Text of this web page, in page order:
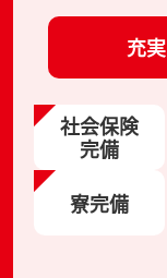
充
社会保険
完備
寮完備